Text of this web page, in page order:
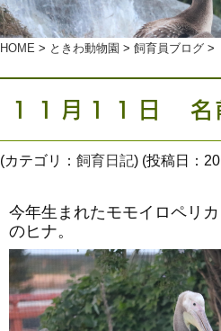
HOME > ときわ動物園 > 飼育員ブログ >
１１月１１日 名
(カテゴリ： 飼育日記) (投稿日：
今年生まれたモモイロペリ
のヒナ。